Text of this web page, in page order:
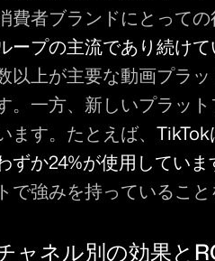
費者ブランドにとって
ープの主流であり続け
以上が主要な動画プラ
。一方、新しいプラッ
ます。たとえば、
ずか24%が使用していま
トで強みを持っていること
ャネル別の効果と